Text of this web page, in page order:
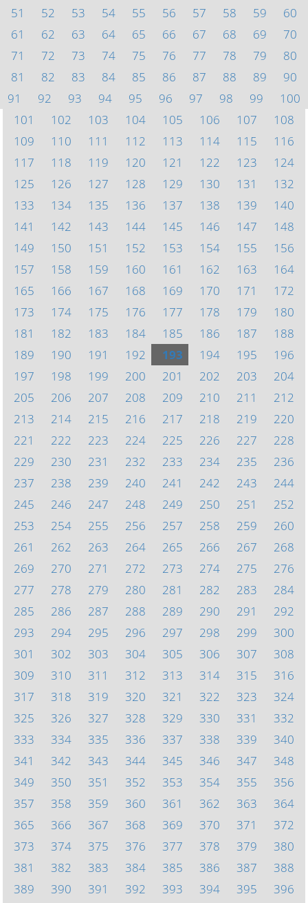
51
52 53 54 55 56 57 58 59
60
61
62 63 64 65 66 67 68 69
70
71
72 73 74 75 76 77 78 79
80
81
82 83 84 85 86 87 88 89
90
91
92 93 94 95 96 97 98 99
100
101
102 103 104 105 106 107
108
109
110 111 112 113 114 115
116
117
118 119 120 121 122 123
124
125
126 127 128 129 130 131
132
133
134 135 136 137 138 139
140
141
142 143 144 145 146 147
148
149
150 151 152 153 154 155
156
157
158 159 160 161 162 163
164
165
166 167 168 169 170 171
172
173
174 175 176 177 178 179
180
181
182 183 184 185 186 187
188
189
190 191 192 193 194 195
196
197
198 199 200 201 202 203
204
205
206 207 208 209 210 211
212
213
214 215 216 217 218 219
220
221
222 223 224 225 226 227
228
229
230 231 232 233 234 235
236
237
238 239 240 241 242 243
244
245
246 247 248 249 250 251
252
253
254 255 256 257 258 259
260
261
262 263 264 265 266 267
268
269
270 271 272 273 274 275
276
277
278 279 280 281 282 283
284
285
286 287 288 289 290 291
292
293
294 295 296 297 298 299
300
301
302 303 304 305 306 307
308
309
310 311 312 313 314 315
316
317
318 319 320 321 322 323
324
325
326 327 328 329 330 331
332
333
334 335 336 337 338 339
340
341
342 343 344 345 346 347
348
349
350 351 352 353 354 355
356
357
358 359 360 361 362 363
364
365
366 367 368 369 370 371
372
373
374 375 376 377 378 379
380
381
382 383 384 385 386 387
388
389
390 391 392 393 394 395
396